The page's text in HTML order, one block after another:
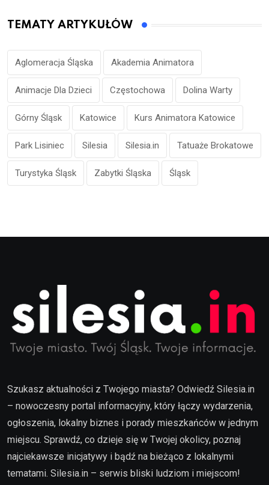
TEMATY ARTYKUŁÓW
Aglomeracja Śląska Akademia Animatora
Animacje Dla Dzieci Częstochowa Dolina Warty
Górny Śląsk Katowice Kurs Animatora Katowice
Park Lisiniec Silesia Silesia.in Tatuaże Brokatowe
Turystyka Śląsk Zabytki Śląska Śląsk
Szukasz aktualności z Twojego miasta? Odwiedź Silesia.in
– nowoczesny portal informacyjny, który łączy wydarzenia,
ogłoszenia, lokalny biznes i porady mieszkańców w jednym
miejscu. Sprawdź, co dzieje się w Twojej okolicy, poznaj
najciekawsze inicjatywy i bądź na bieżąco z lokalnymi
tematami. Silesia.in – serwis bliski ludziom i miejscom!